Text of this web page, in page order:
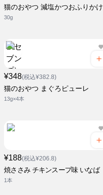
猫のおやつ 減塩かつおふりかけ
30g
¥348(税込¥382.8)
猫のおやつ まぐろピューレ
13g×4本
¥188(税込¥206.8)
焼ささみ チキンスープ味 いなば
1本